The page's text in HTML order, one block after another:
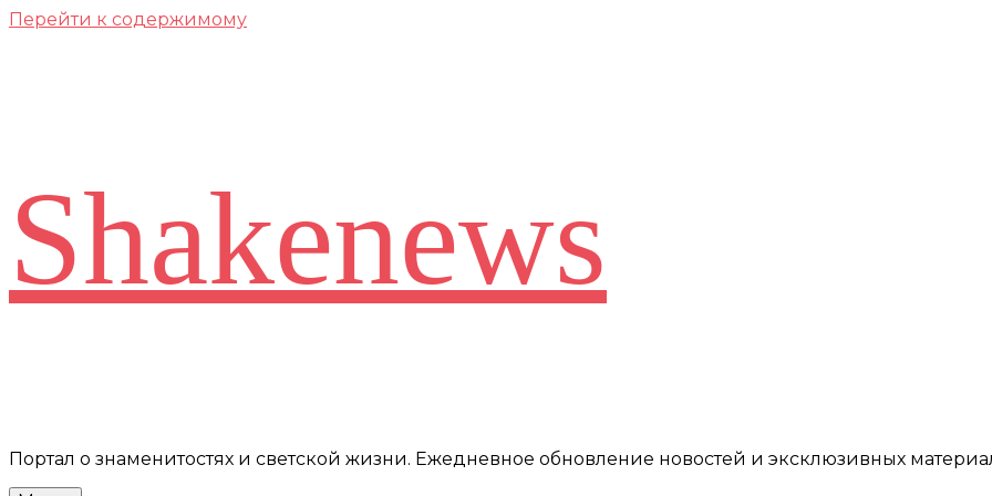
Перейти к содержимому
Shakenews
Портал о знаменитостях и светской жизни. Ежедневное обновление новостей и эксклюзивных